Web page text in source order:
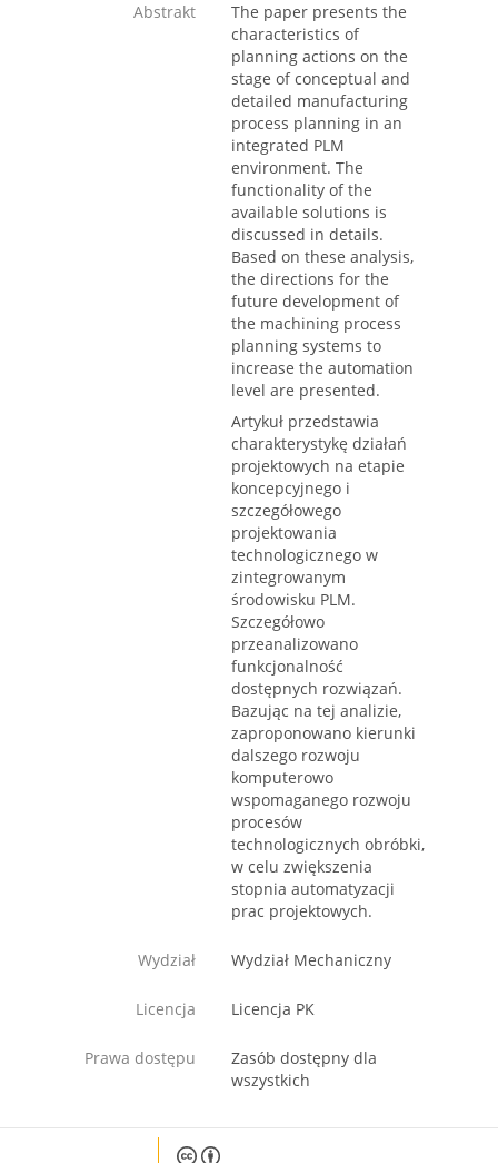
Abstrakt
The paper presents the
characteristics of
planning actions on the
stage of conceptual and
detailed manufacturing
process planning in an
integrated PLM
environment. The
functionality of the
available solutions is
discussed in details.
Based on these analysis,
the directions for the
future development of
the machining process
planning systems to
increase the automation
level are presented.
Artykuł przedstawia
charakterystykę działań
projektowych na etapie
koncepcyjnego i
szczegółowego
projektowania
technologicznego w
zintegrowanym
środowisku PLM.
Szczegółowo
przeanalizowano
funkcjonalność
dostępnych rozwiązań.
Bazując na tej analizie,
zaproponowano kierunki
dalszego rozwoju
komputerowo
wspomaganego rozwoju
procesów
technologicznych obróbki,
w celu zwiększenia
stopnia automatyzacji
prac projektowych.
Wydział Wydział Mechaniczny
Licencja Licencja PK
Prawa dostępu
Zasób dostępny dla
wszystkich